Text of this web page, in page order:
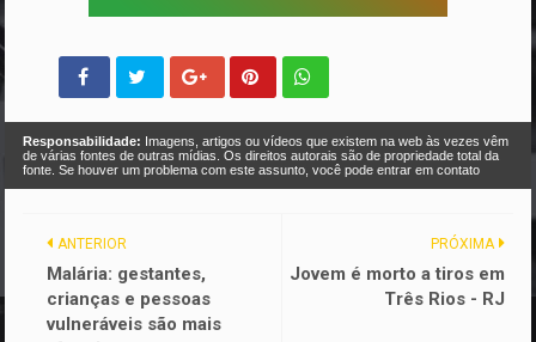
Responsabilidade: Imagens, artigos ou vídeos que existem na web às vezes vêm
de várias fontes de outras mídias. Os direitos autorais são de propriedade total da
fonte. Se houver um problema com este assunto, você pode entrar em contato
PRÓXIMA
Jovem é morto a tiros em
Três Rios - RJ
ANTERIOR
Malária: gestantes,
crianças e pessoas
vulneráveis são mais